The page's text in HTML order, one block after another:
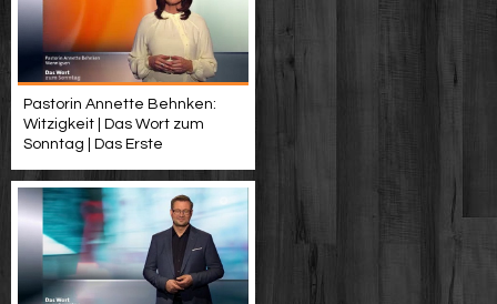
Pastorin Annette Behnken:
Witzigkeit | Das Wort zum
Sonntag | Das Erste